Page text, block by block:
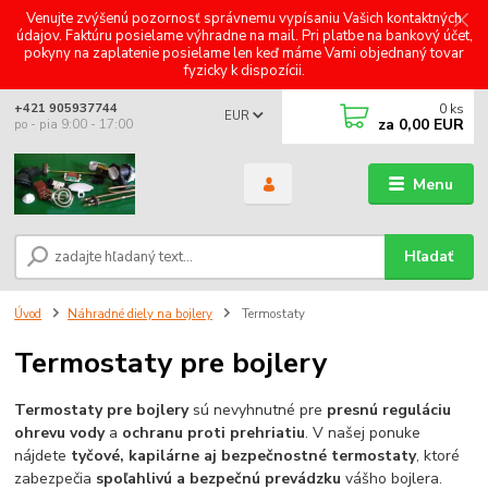
Venujte zvýšenú pozornosť správnemu vypísaniu Vašich kontaktných
údajov. Faktúru posielame výhradne na mail. Pri platbe na bankový účet,
pokyny na zaplatenie posielame len keď máme Vami objednaný tovar
fyzicky k dispozícii.
Menu
EUR
Hľadať
+421 905937744
po - pia 9:00 - 17:00
0 ks
za 0,00 EUR
Úvod Náhradné diely na bojlery Termostaty
Termostaty pre bojlery
Termostaty pre bojlerysú nevyhnutné pre presnú reguláciu
ohrevu vodya ochranu proti prehriatiu. V našej ponuke
nájdete tyčové, kapilárne aj bezpečnostné termostaty, ktoré
zabezpečia spoľahlivú a bezpečnú prevádzku vášho bojlera.